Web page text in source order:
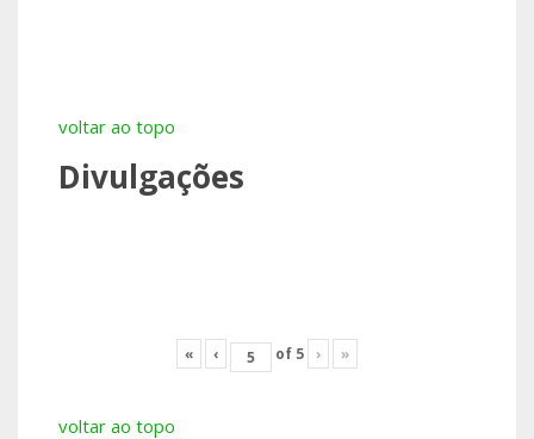
voltar ao topo
Divulgações
« ‹ of 5 › »
voltar ao topo